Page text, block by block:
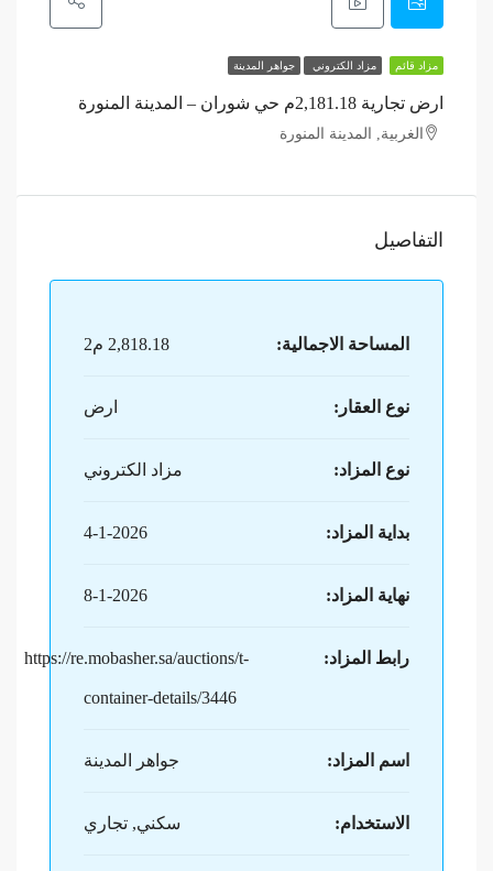
مزاد قائم مزاد الكتروني جواهر المدينة
ارض تجارية 2,181.18م حي شوران – المدينة المنورة
الغربية, المدينة المنورة
التفاصيل
المساحة الاجمالية: 2,818.18 م2
نوع العقار: ارض
نوع المزاد: مزاد الكتروني
بداية المزاد: 4-1-2026
نهاية المزاد: 8-1-2026
رابط المزاد: https://re.mobasher.sa/auctions/t-
container-details/3446
اسم المزاد: جواهر المدينة
الاستخدام: سكني, تجاري